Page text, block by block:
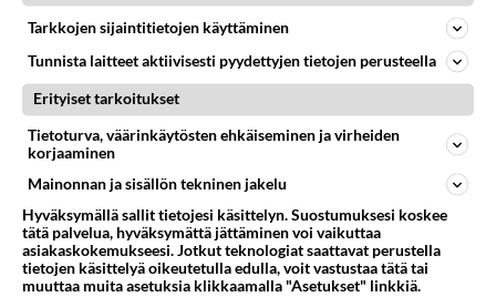
STARA.FI
Kela mukaan rikollisuuden torjuntaan
Eppu Normaali jätti jäähyväiset 44 kappaleella – nämä keikalla kuultiin
IIro Rantala kruunasi Eppu Normaalin jäähyväiset – ylilyönti kuitenkin
tyrmistytti
Tarkkojen sijaintitietojen käyttäminen
Tunnista laitteet aktiivisesti pyydettyjen tietojen perusteella
Erityiset tarkoitukset
Tietoturva, väärinkäytösten ehkäiseminen ja virheiden
korjaaminen
Mainonnan ja sisällön tekninen jakelu
Hyväksymällä sallit tietojesi käsittelyn. Suostumuksesi koskee
tätä palvelua, hyväksymättä jättäminen voi vaikuttaa
asiakaskokemukseesi. Jotkut teknologiat saattavat perustella
tietojen käsittelyä oikeutetulla edulla, voit vastustaa tätä tai
muuttaa muita asetuksia klikkaamalla "Asetukset" linkkiä.